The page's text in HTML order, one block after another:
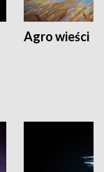
Agro wieści